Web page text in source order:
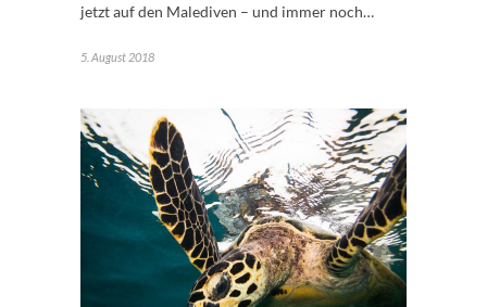
jetzt auf den Malediven – und immer noch…
5. August 2018